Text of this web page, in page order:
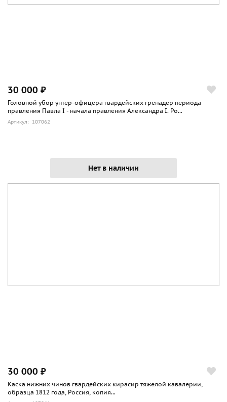
30 000 ₽
Головной убор унтер-офицера гвардейских гренадер периода
правления Павла I - начала правления Александра I. Ро...
Артикул: 107062
Нет в наличии
30 000 ₽
Каска нижних чинов гвардейских кирасир тяжелой кавалерии,
образца 1812 года, Россия, копия...